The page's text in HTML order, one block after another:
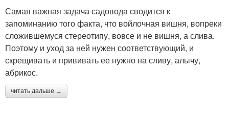
Самая важная задача садовода сводится к
запоминанию того факта, что войлочная вишня, вопреки
сложившемуся стереотипу, вовсе и не вишня, а слива.
Поэтому и уход за ней нужен соответствующий, и
скрещивать и прививать ее нужно на сливу, алычу,
абрикос.
читать дальше →